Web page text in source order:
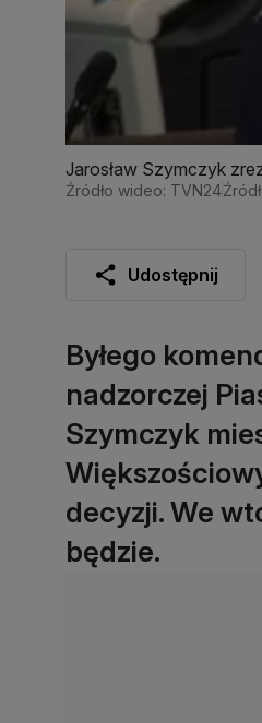
Jarosław Szymczyk
Źródło wideo: TVN24
Udostępnij
Byłego
nadzorczej
Szymczyk
decyzji. We
będzie.